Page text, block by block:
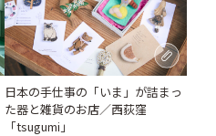
日本の手仕事の「いま」が詰まっ
た器と雑貨のお店／西荻窪
「tsugumi」